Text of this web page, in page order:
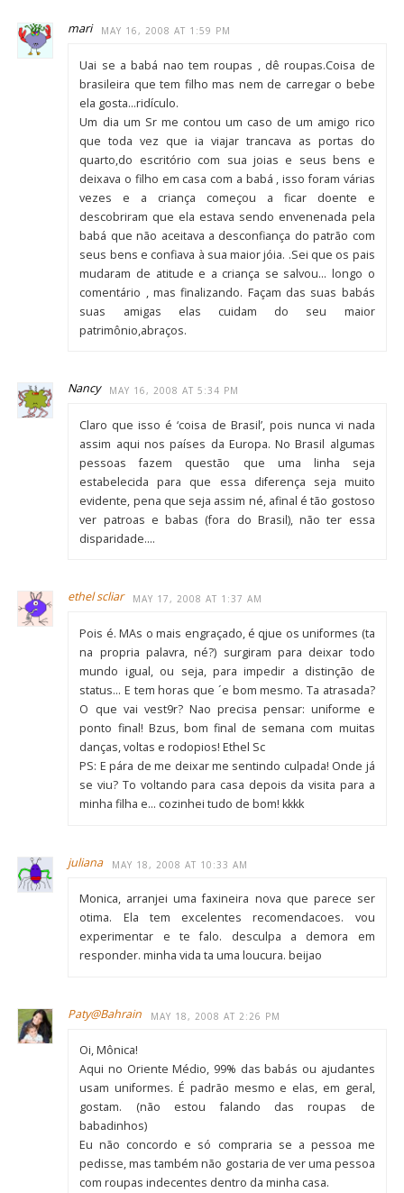
mari MAY 16, 2008 AT 1:59 PM
Uai se a babá nao tem roupas , dê roupas.Coisa de
brasileira que tem filho mas nem de carregar o bebe
ela gosta…ridículo.
Um dia um Sr me contou um caso de um amigo rico
que toda vez que ia viajar trancava as portas do
quarto,do escritório com sua joias e seus bens e
deixava o filho em casa com a babá , isso foram várias
vezes e a criança começou a ficar doente e
descobriram que ela estava sendo envenenada pela
babá que não aceitava a desconfiança do patrão com
seus bens e confiava à sua maior jóia. .Sei que os pais
mudaram de atitude e a criança se salvou… longo o
comentário , mas finalizando. Façam das suas babás
suas amigas elas cuidam do seu maior
patrimônio,abraços.
Nancy MAY 16, 2008 AT 5:34 PM
Claro que isso é ‘coisa de Brasil’, pois nunca vi nada
assim aqui nos países da Europa. No Brasil algumas
pessoas fazem questão que uma linha seja
estabelecida para que essa diferença seja muito
evidente, pena que seja assim né, afinal é tão gostoso
ver patroas e babas (fora do Brasil), não ter essa
disparidade….
ethel scliar MAY 17, 2008 AT 1:37 AM
Pois é. MAs o mais engraçado, é qjue os uniformes (ta
na propria palavra, né?) surgiram para deixar todo
mundo igual, ou seja, para impedir a distinção de
status… E tem horas que ´e bom mesmo. Ta atrasada?
O que vai vest9r? Nao precisa pensar: uniforme e
ponto final! Bzus, bom final de semana com muitas
danças, voltas e rodopios! Ethel Sc
PS: E pára de me deixar me sentindo culpada! Onde já
se viu? To voltando para casa depois da visita para a
minha filha e… cozinhei tudo de bom! kkkk
juliana MAY 18, 2008 AT 10:33 AM
Monica, arranjei uma faxineira nova que parece ser
otima. Ela tem excelentes recomendacoes. vou
experimentar e te falo. desculpa a demora em
responder. minha vida ta uma loucura. beijao
Paty@Bahrain MAY 18, 2008 AT 2:26 PM
Oi, Mônica!
Aqui no Oriente Médio, 99% das babás ou ajudantes
usam uniformes. É padrão mesmo e elas, em geral,
gostam. (não estou falando das roupas de
babadinhos)
Eu não concordo e só compraria se a pessoa me
pedisse, mas também não gostaria de ver uma pessoa
com roupas indecentes dentro da minha casa.